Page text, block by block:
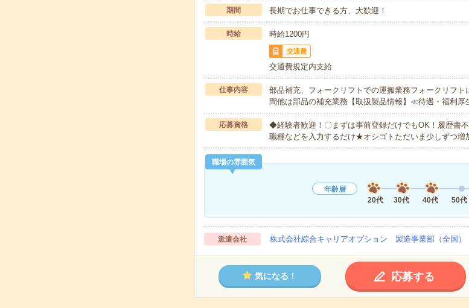
期間 長期でお仕事できる方、大歓迎！
時給 時給1200円
交通費
交通費規定内支給
仕事内容
部品補充、フォークリフトでの運搬業務フォークリフ
間他は部品の補充業務【取扱製品情報】≪待遇・福利
応募資格
◆経験者歓迎！〇まずは事前登録だけでもOK！履歴書
職種などを入力するだけ★オシゴトただいま少しずつ
職場の雰囲気
年齢層
20代
30代 40代 50代
派遣会社 株式会社綜合キャリアオプション 製造事業部（全国）
気になる！ 応募する